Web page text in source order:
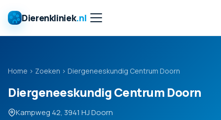
Dierenkliniek.nl
Home › Zoeken › Diergeneeskundig Centrum Doorn
Diergeneeskundig Centrum Doorn
Kampweg 42, 3941 HJ Doorn